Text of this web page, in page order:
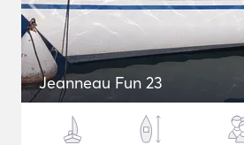
Jeanneau Fun 23